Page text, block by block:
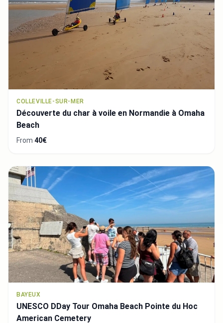
COLLEVILLE-SUR-MER
Découverte du char à voile en Normandie à Omaha
Beach
From 40€
BAYEUX
UNESCO DDay Tour Omaha Beach Pointe du Hoc
American Cemetery